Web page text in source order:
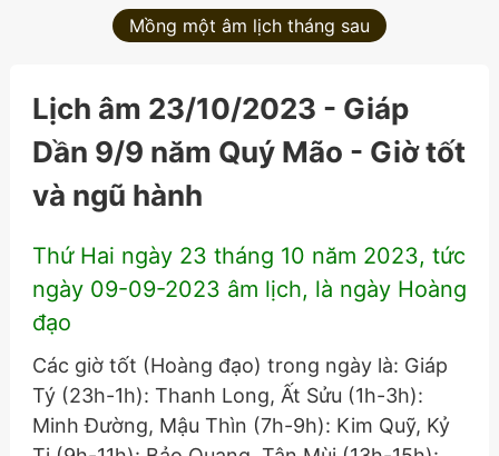
Mồng một âm lịch tháng sau
Lịch âm 23/10/2023 - Giáp
Dần 9/9 năm Quý Mão - Giờ tốt
và ngũ hành
Thứ Hai ngày 23 tháng 10 năm 2023, tức
ngày 09-09-2023 âm lịch, là ngày Hoàng
đạo
Các giờ tốt (Hoàng đạo) trong ngày là: Giáp
Tý (23h-1h): Thanh Long, Ất Sửu (1h-3h):
Minh Đường, Mậu Thìn (7h-9h): Kim Quỹ, Kỷ